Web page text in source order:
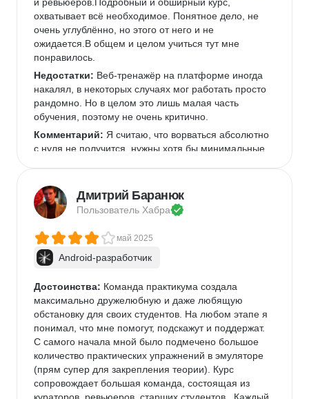
охватывает всё необходимое. Понятное дело, не
очень углублённо, но этого от него и не
ожидается.В общем и целом учиться тут мне
понравилось.
Недостатки: Веб-тренажёр на платформе иногда
накалял, в некоторых случаях мог работать просто
рандомно. Но в целом это лишь малая часть
обучения, поэтому не очень критично.
Комментарий: Я считаю, что ворваться абсолютно
с нуля не получится, нужны хотя бы минимальные
достаточного усердия освоить материал и получить
хороший старт вполне реально.
Дмитрий Баранюк
Пользователь Хабра
май 2025
Android-разработчик
Достоинства: Команда практикума создала
максимально дружелюбную и даже любящую
обстановку для своих студентов. На любом этапе я
понимал, что мне помогут, подскажут и поддержат.
С самого начала мной было подмечено большое
количество практических упражнений в эмуляторе
(прям супер для закрепления теории). Курс
сопровождает большая команда, состоящая из